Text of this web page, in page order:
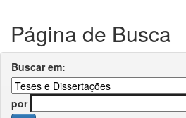
Página de Busca
Buscar em:
por